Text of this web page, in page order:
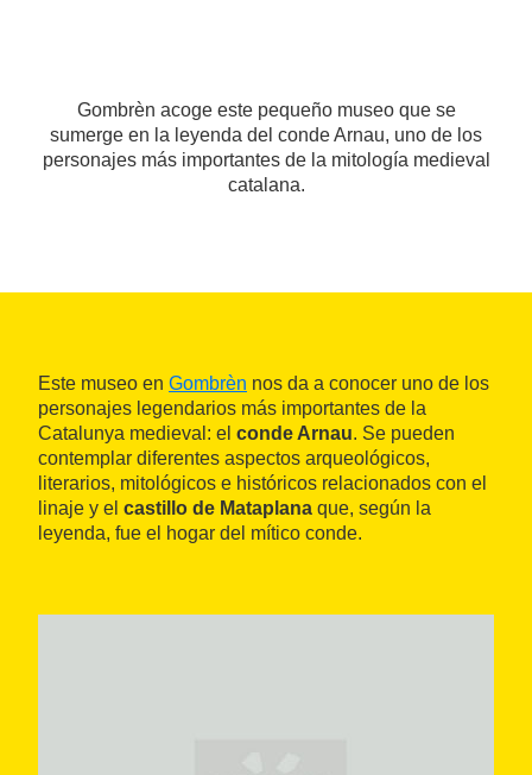
Gombrèn acoge este pequeño museo que se
sumerge en la leyenda del conde Arnau, uno de los
personajes más importantes de la mitología medieval
catalana.
Este museo en Gombrèn nos da a conocer uno de los
personajes legendarios más importantes de la
Catalunya medieval: el conde Arnau. Se pueden
contemplar diferentes aspectos arqueológicos,
literarios, mitológicos e históricos relacionados con el
linaje y el castillo de Mataplana que, según la
leyenda, fue el hogar del mítico conde.